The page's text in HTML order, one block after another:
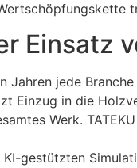
Einsatz
Jahren jede
Einzug in die
Werk.
KI-gestützten